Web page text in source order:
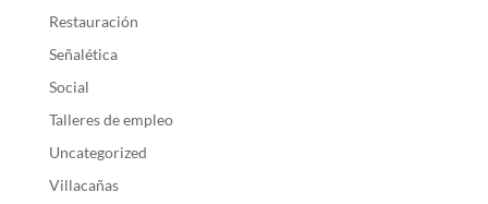
Restauración
Señalética
Social
Talleres de empleo
Uncategorized
Villacañas